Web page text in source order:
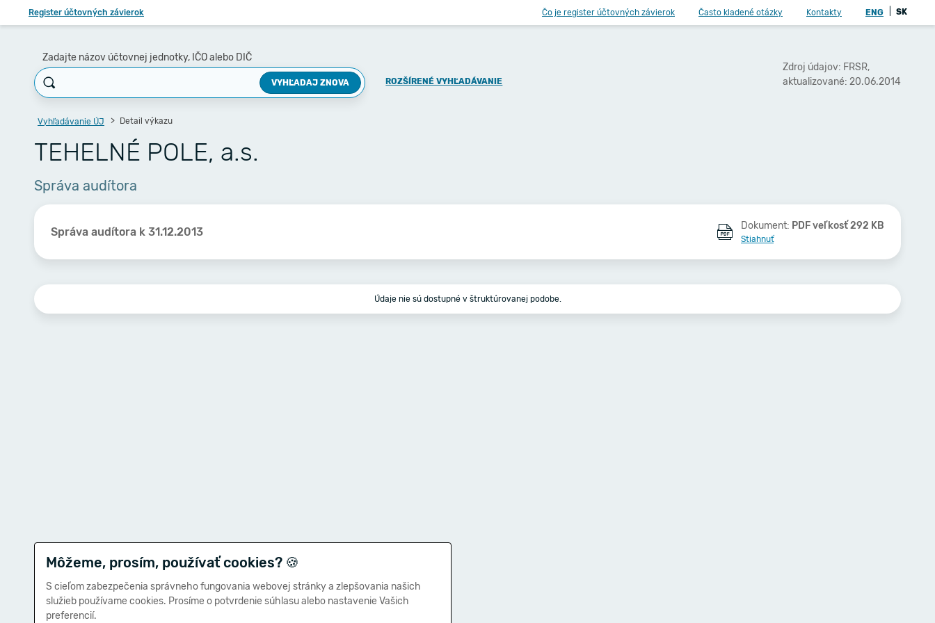
Register účtovných závierok Čo je register účtovných závierok Často kladené otázky Kontakty ENG SK
Zadajte názov účtovnej jednotky, IČO alebo DIČ
VYHĽADAJ ZNOVA ROZŠÍRENÉ VYHĽADÁVANIE
Zdroj údajov: FRSR,
aktualizované: 20.06.2014
Vyhľadávanie ÚJ Detail výkazu
TEHELNÉ POLE, a.s.
Správa audítora
Správa audítora k 31.12.2013 Dokument: PDF veľkosť 292 KB
Stiahnuť
Údaje nie sú dostupné v štruktúrovanej podobe.
Môžeme, prosím, používať cookies? 🍪
S cieľom zabezpečenia správneho fungovania webovej stránky a zlepšovania našich
služieb používame cookies. Prosíme o potvrdenie súhlasu alebo nastavenie Vašich
preferencií.